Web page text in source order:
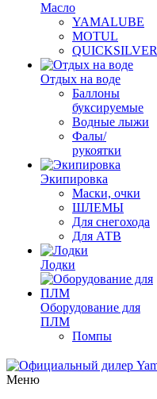
Масло
YAMALUBE
MOTUL
QUICKSILVER
Отдых на воде
Баллоны
буксируемые
Водные лыжи
Фалы/
рукоятки
Экипировка
Маски, очки
ШЛЕМЫ
Для снегохода
Для АТВ
Лодки
Оборудование для
ПЛМ
Помпы
Меню